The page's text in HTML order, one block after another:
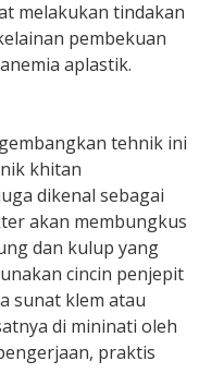
melakukan tindakan
pembekuan
aplastik.
tehnik ini
khitan
dikenal sebagai
akan membungkus
dan kulup yang
cincin penjepit
sunat klem atau
di mininati oleh
praktis